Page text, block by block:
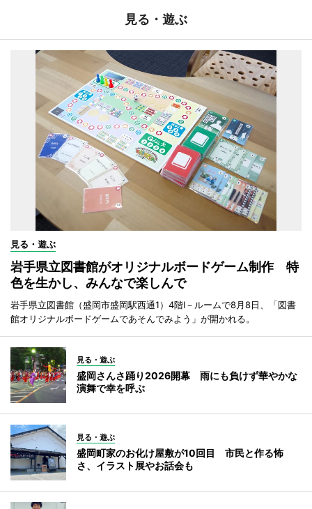
見る・遊ぶ
見る・遊ぶ
岩手県立図書館がオリジナルボードゲーム制作 特
色を生かし、みんなで楽しんで
岩手県立図書館（盛岡市盛岡駅西通1）4階I－ルームで8月8日、「図書
館オリジナルボードゲームであそんでみよう」が開かれる。
見る・遊ぶ
盛岡さんさ踊り2026開幕 雨にも負けず華やかな
演舞で幸を呼ぶ
見る・遊ぶ
盛岡町家のお化け屋敷が10回目 市民と作る怖
さ、イラスト展やお話会も